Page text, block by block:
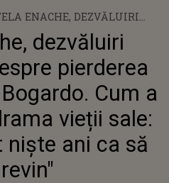
ENACHE, DEZVĂLUIRI
DESPRE
SOȚUL EI, FLORIN
CUM A TRECUT
DRAMA VIEȚII SALE: "MI-
TREBUIT NIȘTE ANI CA SĂ
REVIN"
dezvăluiri
pierderea
Cum a
vieții sale:
niște ani ca să